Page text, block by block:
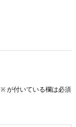
※が付いている欄は必須